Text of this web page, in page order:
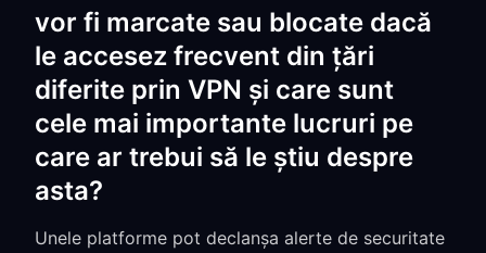
vor fi marcate sau blocate dacă
le accesez frecvent din țări
diferite prin VPN și care sunt
cele mai importante lucruri pe
care ar trebui să le știu despre
asta?
Unele platforme pot declanșa alerte de securitate